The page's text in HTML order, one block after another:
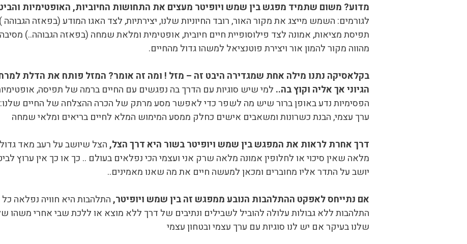
מדוע? משום שתמיד מפגש בין שמש ויופיטר מעצים את התחושות החיוביות, האופטימיות
לגורמים: השמש מייצג את מקור האור, רובד החיוניות שלנו, יצירתיות, לצד האגו המודע (בפאזה הגבוהה
תפיסת מציאות, אמונה לצד פילוסופיית חיים חיובית, אופטימית ומלאת שמחה (בפאזה הגבוהה..)
מהווה מקור להמון אור ויצירת פוטנציאל למשהו גדול מהחיים.
בקלאסיקה נתנו מילה אחת שמגדירה היבט זה – מזל ! ומה זה אומר? המזל פותח את הדלת
הגיוני אך אליה וקוץ בה.. למי שיש סוגיות עם הדרך בה נפגשים עם החיים ברמה של תפיסה,
הפסימיות נדע באופן ברור שיש מה לשפר כדי לאפשר מסע מרתק של הכרה ההצלחה של החיים שלנו:
ערך עצמי, הבנת כשרונות ומשאבים אישים כחלק ממסע המימוש המלא לחיים בריאים ומלאי שמחה
דרך אחרת לראות את המפגש בין שמש ויופיטר בשור היא דרך הצל,הצל שיושב על רעב מאד
מלאה שאין סיכוי או לחלופין אמונה מלאה שרק אני ועצמי הכי נפלאים בעולם .. כך או כך אין ערוץ
יושב על התדר אליו מחוברים ומכאן למעשה חיים את מה שאנו מאמינים..
אם נתייחס לאפקט ההתלהבות הנובע ממפגש זה בין שמש ויופיטר,התלהבות היא חוויה נפלאה
התלהבות ללא גבולות עלולה להוביל לשבילים ונתיבים של דרך ללא מוצא או ללכת שבי אחרי
שלנו בעיקר אם יש לנו סוגיות עם ערך עצמי ובטחון עצמי